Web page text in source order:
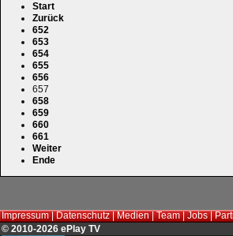
Start
Zurück
652
653
654
655
656
657
658
659
660
661
Weiter
Ende
Impressum|Datenschutz|Medien|Team|Jobs|
© 2010-2026 ePlay TV